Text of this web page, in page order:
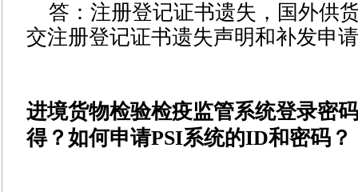
答：注册登记证书遗失，国外供
交注册登记证书遗失声明和补发申
进境货物检验检疫监管系统登录密
得？如何申请PSI系统的ID和密码？